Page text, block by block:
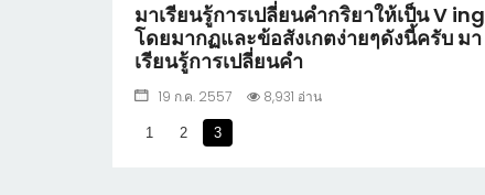
มาเรียนรู้การเปลี่ยนคำกริยาให้เป็น V ing
โดยมากฏและข้อสังเกตง่ายๆดังนี้ครับ มา
เรียนรู้การเปลี่ยนคำ
19 ก.ค. 2557 8,931 อ่าน
1 2 3